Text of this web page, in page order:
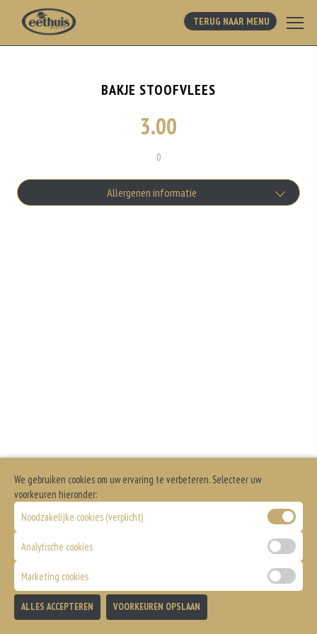
TERUG NAAR MENU
BAKJE STOOFVLEES
3.00
0
Allergenen informatie
We gebruiken cookies om uw ervaring te verbeteren. Selecteer uw
voorkeuren hieronder:
Noodzakelijke cookies (verplicht)
Analytische cookies
Marketing cookies
ALLES ACCEPTEREN VOORKEUREN OPSLAAN